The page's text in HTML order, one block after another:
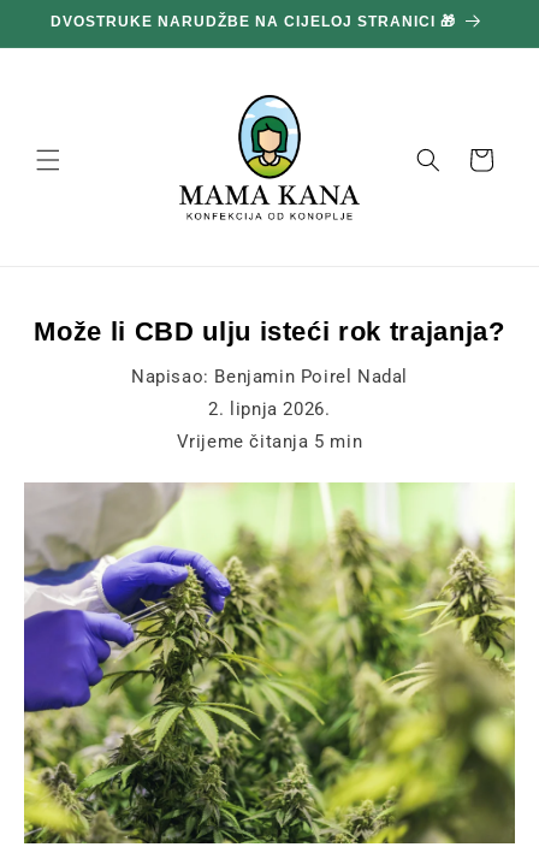
na
sadržaj
DVOSTRUKE NARUDŽBE NA CIJELOJ STRANICI 🎁
Košara
Može li CBD ulju isteći rok trajanja?
Napisao: Benjamin Poirel Nadal
2. lipnja 2026.
Vrijeme čitanja 5 min